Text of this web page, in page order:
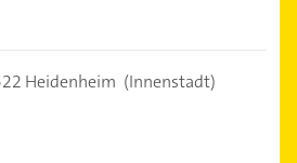
Heidenheim (Innenstadt)